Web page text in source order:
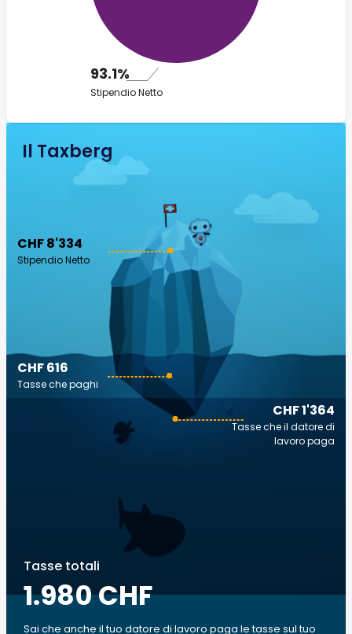
93.1%
Stipendio Netto
Il Taxberg
CHF 8'334
Stipendio Netto
CHF 1'364
Tasse che il datore di
lavoro paga
CHF 616
Tasse che paghi
Tasse totali
1.980 CHF
Sai che anche il tuo datore di lavoro paga le tasse sul tuo